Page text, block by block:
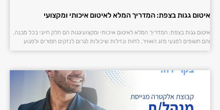
איטום גגות בצפת: המדריך המלא לאיטום איכותי ומקצועי
איטום גגות בצפת: המדריך המלא לאיטום איכותי ומקצועיגגות הם חלק חיוני בכל מבנה,
והם חשופים לפגעי מזג האוויר, לחות ונזילות שיכולות לגרום לנזקים חמורים ולפגוע